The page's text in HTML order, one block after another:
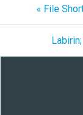
« File